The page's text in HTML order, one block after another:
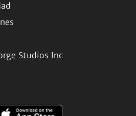
Studios Inc